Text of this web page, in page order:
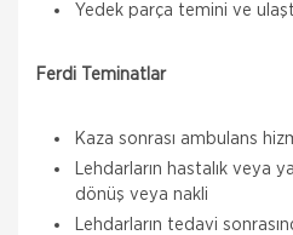
Yedek parça temini ve
Ferdi Teminatlar
Kaza sonrası ambulans
Lehdarların hastalık veya
dönüş veya nakli
Lehdarların tedavi